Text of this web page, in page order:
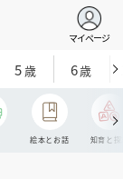
マイページ
5歳 6歳
絵本とお話 知育と探